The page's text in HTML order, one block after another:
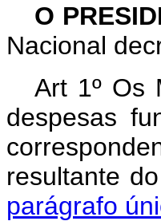
O
Nacional
Art 1º Os
despesas
resultante
parágrafo